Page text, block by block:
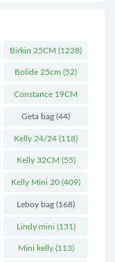
Birkin 25CM (1228)
Bolide 25cm (52)
Constance 19CM
(571)
Geta bag (44)
Kelly 24/24 (118)
Kelly 32CM (55)
Kelly Mini 20 (409)
Leboy bag (168)
Lindy mini (131)
Mini kelly(113)